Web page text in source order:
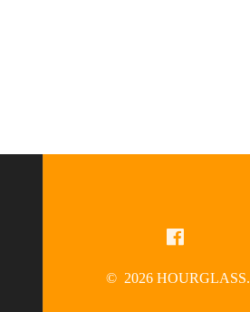
© 2026 HOURGLASS.